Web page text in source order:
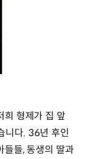
형제가 집 앞
니다. 36년 후인
들, 동생의 딸과